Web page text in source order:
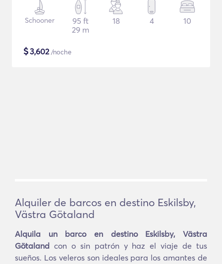
Schooner
95 ft
29 m
18 4 10
$3,602/noche
Alquiler de barcos en destino Eskilsby,
Västra Götaland
Alquila un barco en destino Eskilsby, Västra
Götaland con o sin patrón y haz el viaje de tus
sueños. Los veleros son ideales para los amantes de